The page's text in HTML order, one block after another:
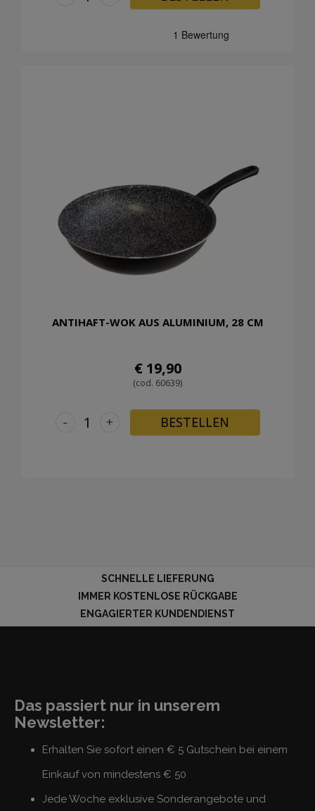
ANTIHAFT-WOK AUS ALUMINIUM, 28 CM
€ 19,90
(cod. 60639)
+
- BESTELLEN
SCHNELLE LIEFERUNG
IMMER KOSTENLOSE RÜCKGABE
ENGAGIERTER KUNDENDIENST
Das passiert nur in unserem
Newsletter:
Erhalten Sie sofort einen € 5 Gutschein bei einem
Einkauf von mindestens € 50
Jede Woche exklusive Sonderangebote und